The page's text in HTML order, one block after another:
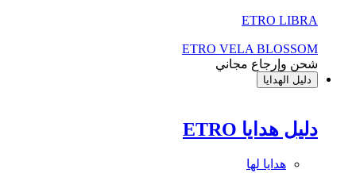
ETRO LIBRA
ETRO VELA BLOSSOM
شحن وإرجاع مجاني
دليل الهدايا
دليل هدايا ETRO
هدايا لها